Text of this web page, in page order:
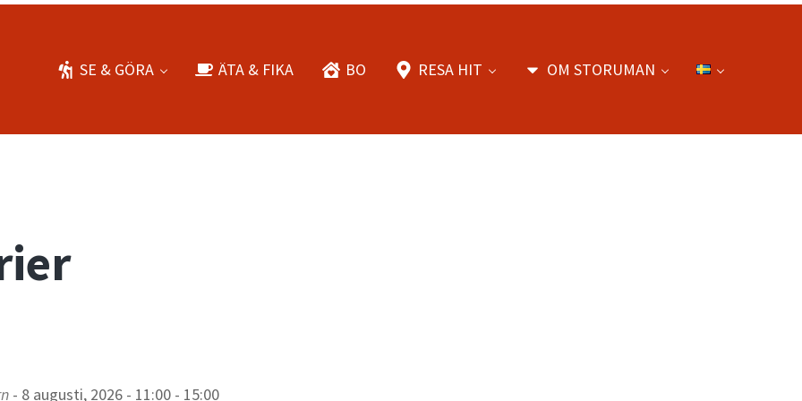
SE & GÖRA ÄTA & FIKA BO RESA HIT OM STORUMAN
- 8 augusti, 2026 - 11:00 - 15:00